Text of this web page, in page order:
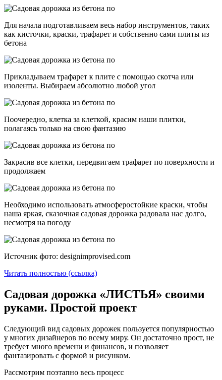
Для начала подготавливаем весь набор инструментов, таких
как кисточки, краски, трафарет и собственно сами плиты из
бетона
Прикладываем трафарет к плите с помощью скотча или
изоленты. Выбираем абсолютно любой угол
Поочередно, клетка за клеткой, красим наши плитки,
полагаясь только на свою фантазию
Закрасив все клетки, передвигаем трафарет по поверхности и
продолжаем
Необходимо использовать атмосферостойкие краски, чтобы
наша яркая, сказочная садовая дорожка радовала нас долго,
несмотря на погоду
Источник фото: designimprovised.com
Читать полностью (ссылка)
Садовая дорожка «ЛИСТЬЯ» своими
руками. Простой проект
Следующий вид садовых дорожек пользуется популярностью
у многих дизайнеров по всему миру. Он достаточно прост, не
требует много времени и финансов, и позволяет
фантазировать с формой и рисунком.
Рассмотрим поэтапно весь процесс